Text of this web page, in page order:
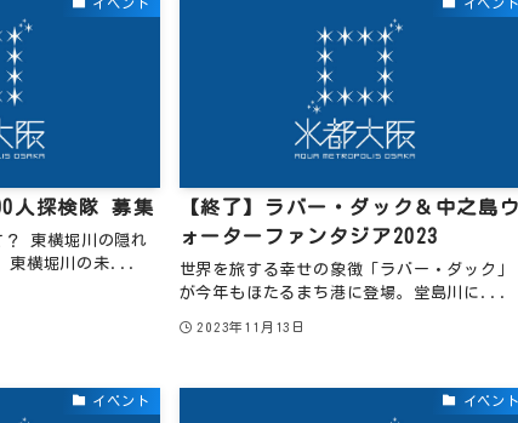
イベント
人探検隊 募集
？ 東横堀川の隠れ
東横堀川の未...
イベント
【終了】ラバー・ダック＆中之島ウ
ォーターファンタジア2023
世界を旅する幸せの象徴「ラバー・ダック」
が今年もほたるまち港に登場。堂島川に...
2023年11月13日
イベント イベント